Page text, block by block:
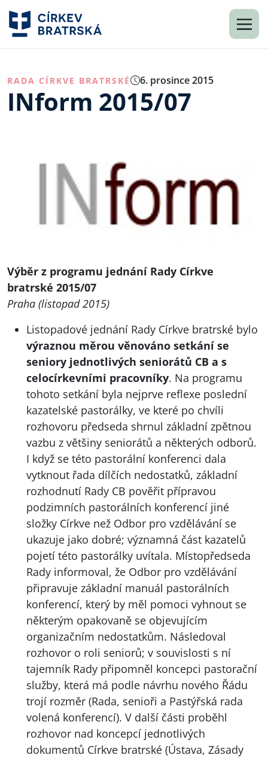
RADA CÍRKVE BRATRSKÉ 6. prosince 2015
INform 2015/07
Výběr z programu jednání Rady Církve
bratrské 2015/07
Praha (listopad 2015)
Listopadové jednání Rady Církve bratrské bylo
výraznou měrou věnováno setkání se
seniory jednotlivých seniorátů CB a s
celocírkevními pracovníky. Na programu
tohoto setkání byla nejprve reflexe poslední
kazatelské pastorálky, ve které po chvíli
rozhovoru předseda shrnul základní zpětnou
vazbu z většiny seniorátů a některých odborů.
I když se této pastorální konferenci dala
vytknout řada dílčích nedostatků, základní
rozhodnutí Rady CB pověřit přípravou
podzimních pastorálních konferencí jiné
složky Církve než Odbor pro vzdělávání se
ukazuje jako dobré; významná část kazatelů
pojetí této pastorálky uvítala. Místopředseda
Rady informoval, že Odbor pro vzdělávání
připravuje základní manuál pastorálních
konferencí, který by měl pomoci vyhnout se
některým opakovaně se objevujícím
organizačním nedostatkům. Následoval
rozhovor o roli seniorů; v souvislosti s ní
tajemník Rady připomněl koncepci pastorační
služby, která má podle návrhu nového Řádu
trojí rozměr (Rada, senioři a Pastýřská rada
volená konferencí). V další části proběhl
rozhovor nad koncepcí jednotlivých
dokumentů Církve bratrské (Ústava, Zásady